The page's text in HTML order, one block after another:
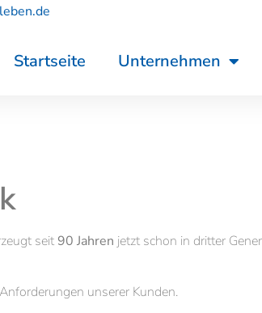
Startseite Unternehmen
seit 90 Jahren jetzt schon in dritter
unserer Kunden.